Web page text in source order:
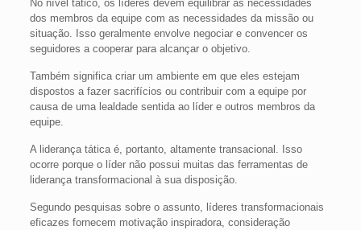
No nível tático, os líderes devem equilibrar as necessidades
dos membros da equipe com as necessidades da missão ou
situação. Isso geralmente envolve negociar e convencer os
seguidores a cooperar para alcançar o objetivo.
Também significa criar um ambiente em que eles estejam
dispostos a fazer sacrifícios ou contribuir com a equipe por
causa de uma lealdade sentida ao líder e outros membros da
equipe.
A liderança tática é, portanto, altamente transacional. Isso
ocorre porque o líder não possui muitas das ferramentas de
liderança transformacional à sua disposição.
Segundo pesquisas sobre o assunto, líderes transformacionais
eficazes fornecem motivação inspiradora, consideração